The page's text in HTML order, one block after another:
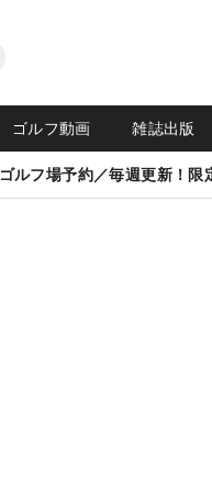
ゴルフ動画 雑誌出版
ゴルフ場予約／毎週更新！限